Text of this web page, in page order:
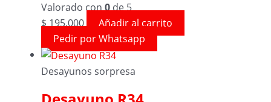
Valorado con0de 5
$195.000
Añadir al carrito
Pedir por Whatsapp
Desayunos sorpresa